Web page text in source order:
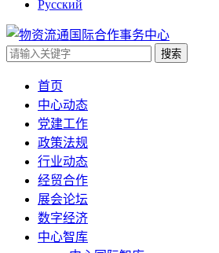
Русский
搜索
首页
中心动态
党建工作
政策法规
行业动态
经贸合作
展会论坛
数字经济
中心智库